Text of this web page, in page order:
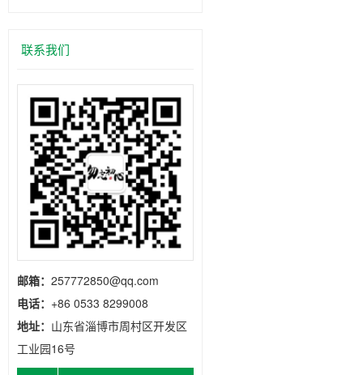
联系我们
邮箱： 257772850@qq.com
电话： +86 0533 8299008
地址： 山东省淄博市周村区开发区
工业园16号